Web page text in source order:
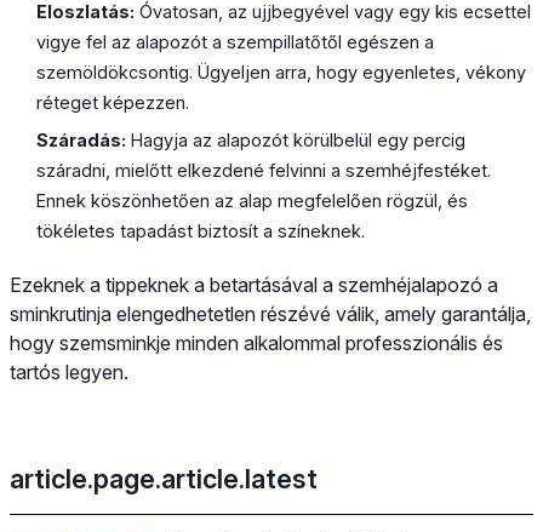
Eloszlatás: Óvatosan, az ujjbegyével vagy egy kis ecsettel
vigye fel az alapozót a szempillatőtől egészen a
szemöldökcsontig. Ügyeljen arra, hogy egyenletes, vékony
réteget képezzen.
Száradás: Hagyja az alapozót körülbelül egy percig
száradni, mielőtt elkezdené felvinni a szemhéjfestéket.
Ennek köszönhetően az alap megfelelően rögzül, és
tökéletes tapadást biztosít a színeknek.
Ezeknek a tippeknek a betartásával a szemhéjalapozó a
sminkrutinja elengedhetetlen részévé válik, amely garantálja,
hogy szemsminkje minden alkalommal professzionális és
tartós legyen.
article.page.article.latest